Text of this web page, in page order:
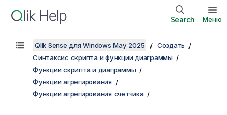
Search Меню
Qlik Sense для Windows May 2025
Создать
Синтаксис скрипта и функции диаграммы
Функции скрипта и диаграммы
Функции агрегирования
Функции агрегирования счетчика